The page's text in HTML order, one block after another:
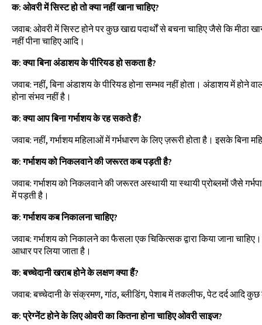
क: ओवरी में सिस्ट हो तो क्या नहीं खाना चाहिए?
जवाब: ओवरी में सिस्ट होने पर कुछ खाद्य पदार्थों से बचना चाहिए जैसे कि मीठा
नहीं पीना चाहिए आदि।
क: क्या बिना अंडाशय के पीरियड हो सकता है?
जवाब: नहीं, बिना अंडाशय के पीरियड होना सम्भव नहीं होता। अंडाशय में होने
होना संभव नहीं है।
क: क्या आप बिना गर्भाशय के रह सकते हैं?
जवाब: नहीं, गर्भाशय महिलाओं में गर्भधारण के लिए ज़रूरी होता है। इसके बिना
क: गर्भाशय को निकलवाने की जरूरत कब पड़ती है?
जवाब: गर्भाशय को निकलवाने की जरूरत अस्थायी या स्थायी प्रोब्लमों जैसे
में पड़ती है।
क: गर्भाशय कब निकालना चाहिए?
जवाब: गर्भाशय को निकालने का फैसला एक चिकित्सक द्वारा किया जाना
आधार पर लिया जाता है।
क: बच्चेदानी खराब होने के लक्षण क्या हैं?
जवाब: बच्चेदानी के संक्रमण, गांठ, ब्लीडिंग, पेशाब में तकलीफ, पेट दर्द आदि
क: प्रेग्नेंट होने के लिए ओवरी का कितना होना चाहिए ओवरी साइज?